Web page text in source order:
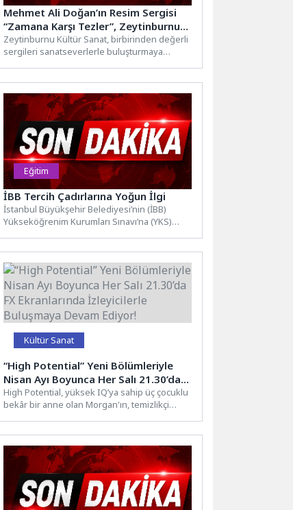
Mehmet Ali Doğan’ın Resim Sergisi
“Zamana Karşı Tezler”, Zeytinburnu
Kültür Sanat’ta Açıldı!
Zeytinburnu Kültür Sanat, birbirinden değerli
sergileri sanatseverlerle buluşturmaya
Eğitim
İBB Tercih Çadırlarına Yoğun İlgi
İstanbul Büyükşehir Belediyesi’nin (İBB)
Yükseköğrenim Kurumları Sınavı’na (YKS)
Kültür Sanat
“High Potential” Yeni Bölümleriyle
Nisan Ayı Boyunca Her Salı 21.30’da
FX Ekranlarında İzleyicilerle
Buluşmaya Devam Ediyor!
High Potential, yüksek IQ’ya sahip üç çocuklu
bekâr bir anne olan Morgan'ın, temizlikçi